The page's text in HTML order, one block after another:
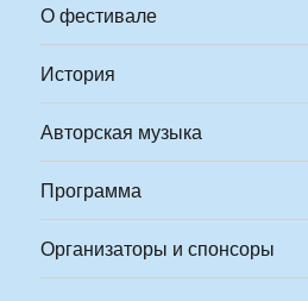
О фестивале
История
Авторская музыка
Программа
Организаторы и спонсоры